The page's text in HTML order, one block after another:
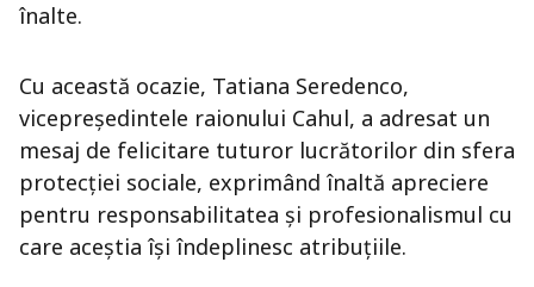
înalte.
Cu această ocazie, Tatiana Seredenco,
vicepreședintele raionului Cahul, a adresat un
mesaj de felicitare tuturor lucrătorilor din sfera
protecției sociale, exprimând înaltă apreciere
pentru responsabilitatea și profesionalismul cu
care aceștia își îndeplinesc atribuțiile.